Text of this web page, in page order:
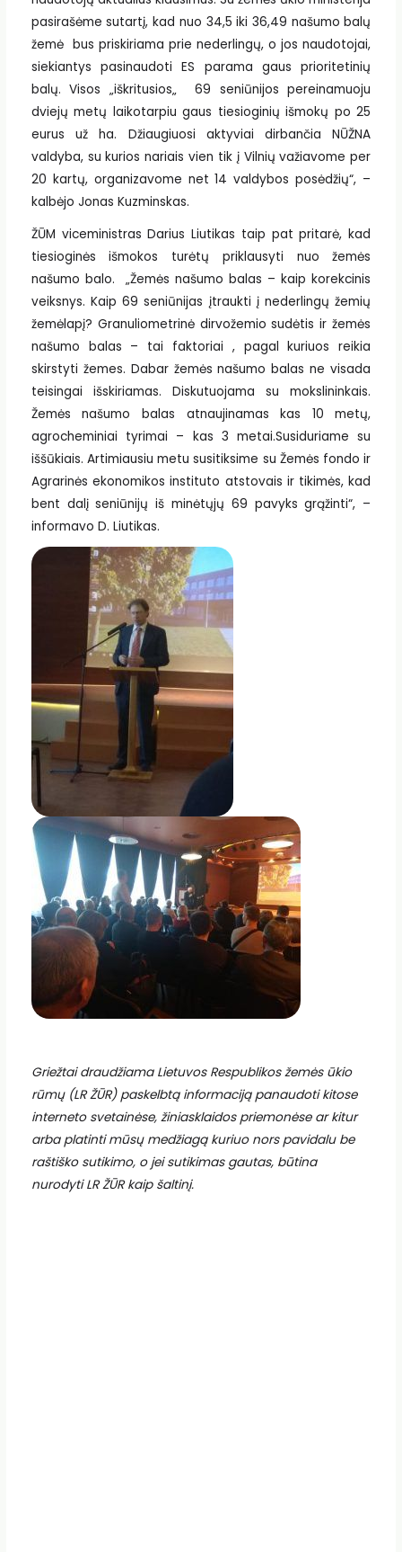
pasirašėme sutartį, kad nuo 34,5 iki 36,49 našumo balų
žemė bus priskiriama prie nederlingų, o jos naudotojai,
siekiantys pasinaudoti ES parama gaus prioritetinių
balų. Visos „iškritusios„ 69 seniūnijos pereinamuoju
dviejų metų laikotarpiu gaus tiesioginių išmokų po 25
eurus už ha. Džiaugiuosi aktyviai dirbančia NŪŽNA
valdyba, su kurios nariais vien tik į Vilnių važiavome per
20 kartų, organizavome net 14 valdybos posėdžių“, –
kalbėjo Jonas Kuzminskas.
ŽŪM viceministras Darius Liutikas taip pat pritarė, kad
tiesioginės išmokos turėtų priklausyti nuo žemės
našumo balo. „Žemės našumo balas – kaip korekcinis
veiksnys. Kaip 69 seniūnijas įtraukti į nederlingų žemių
žemėlapį? Granuliometrinė dirvožemio sudėtis ir žemės
našumo balas – tai faktoriai , pagal kuriuos reikia
skirstyti žemes. Dabar žemės našumo balas ne visada
teisingai išskiriamas. Diskutuojama su mokslininkais.
Žemės našumo balas atnaujinamas kas 10 metų,
agrocheminiai tyrimai – kas 3 metai.Susiduriame su
iššūkiais. Artimiausiu metu susitiksime su Žemės fondo ir
Agrarinės ekonomikos instituto atstovais ir tikimės, kad
bent dalį seniūnijų iš minėtųjų 69 pavyks grąžinti“, –
informavo D. Liutikas.
Griežtai draudžiama Lietuvos Respublikos žemės ūkio
rūmų (LR ŽŪR) paskelbtą informaciją panaudoti kitose
interneto svetainėse, žiniasklaidos priemonėse ar kitur
arba platinti mūsų medžiagą kuriuo nors pavidalu be
raštiško sutikimo, o jei sutikimas gautas, būtina
nurodyti LR ŽŪR kaip šaltinį.